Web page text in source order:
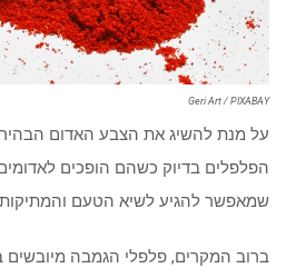
Geri Art / PIXABAY
על מנת להשיג את הצבע האדום
הפלפלים בדיוק כשהם הופכים
שמאפשר להגיע לשיא הטעם
ברוב המקרים, פלפלי הגמבה מיובשים